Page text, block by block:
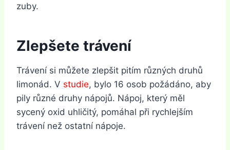
zuby.
Zlepšete trávení
Trávení si můžete zlepšit pitím různých druhů
limonád. V studie, bylo 16 osob požádáno, aby
pily různé druhy nápojů. Nápoj, který měl
sycený oxid uhličitý, pomáhal při rychlejším
trávení než ostatní nápoje.